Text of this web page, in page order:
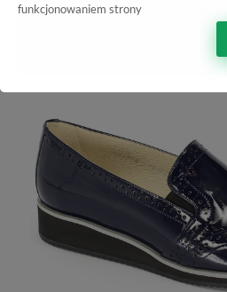
funkcjonowaniem strony